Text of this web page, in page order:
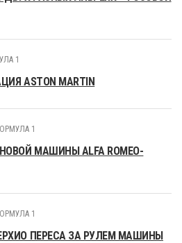
1
ASTON MARTIN
1
МАШИНЫ ALFA ROMEO-
1
ПЕРЕСА ЗА РУЛЕМ МАШИНЫ